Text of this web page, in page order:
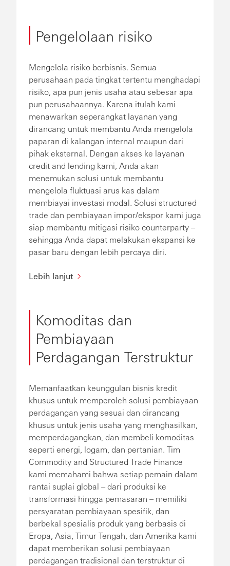
Pengelolaan risiko
Mengelola risiko berbisnis. Semua
perusahaan pada tingkat tertentu menghadapi
risiko, apa pun jenis usaha atau sebesar apa
pun perusahaannya. Karena itulah kami
menawarkan seperangkat layanan yang
dirancang untuk membantu Anda mengelola
paparan di kalangan internal maupun dari
pihak eksternal. Dengan akses ke layanan
credit and lending kami, Anda akan
menemukan solusi untuk membantu
mengelola fluktuasi arus kas dalam
membiayai investasi modal. Solusi structured
trade dan pembiayaan impor/ekspor kami juga
siap membantu mitigasi risiko counterparty –
sehingga Anda dapat melakukan ekspansi ke
pasar baru dengan lebih percaya diri.
Lebih lanjut
Komoditas dan
Pembiayaan
Perdagangan Terstruktur
Memanfaatkan keunggulan bisnis kredit
khusus untuk memperoleh solusi pembiayaan
perdagangan yang sesuai dan dirancang
khusus untuk jenis usaha yang menghasilkan,
memperdagangkan, dan membeli komoditas
seperti energi, logam, dan pertanian. Tim
Commodity and Structured Trade Finance
kami memahami bahwa setiap pemain dalam
rantai suplai global – dari produksi ke
transformasi hingga pemasaran – memiliki
persyaratan pembiayaan spesifik, dan
berbekal spesialis produk yang berbasis di
Eropa, Asia, Timur Tengah, dan Amerika kami
dapat memberikan solusi pembiayaan
perdagangan tradisional dan terstruktur di